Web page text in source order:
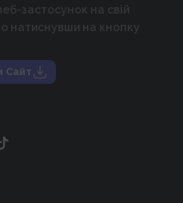
застосунок на свій
натиснувши на кнопку
Сайт